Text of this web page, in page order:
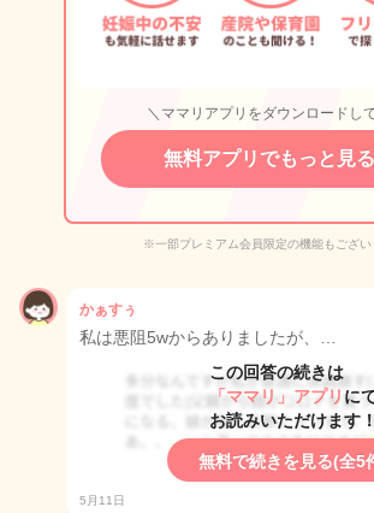
＼ママリアプリをダウンロードし
無料アプリでもっと見る
※一部プレミアム会員限定の機能もござい
かぁすぅ
私は悪阻5wからありましたが、…
この回答の続きは
「ママリ」アプリ に
お読みいただけます！
無料で続きを見る(全5
5月11日